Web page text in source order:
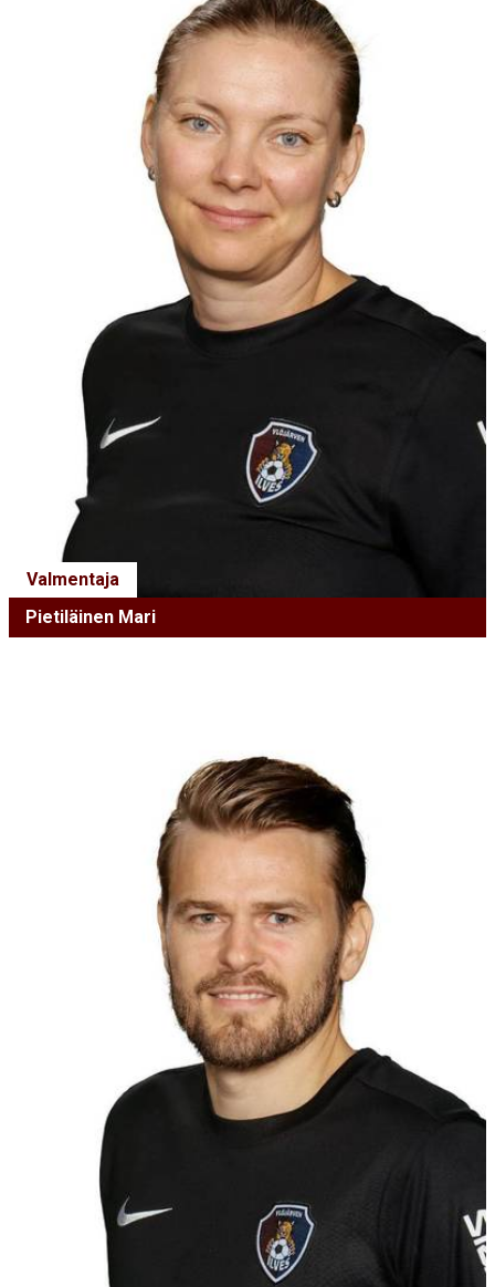
Valmentaja
Pietiläinen Mari